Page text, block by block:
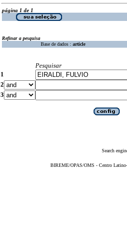
página 1 de 1
Refinar a pesquisa
Base de dados : article
Pesquisar
1
2
3
Search
BIREME/OPAS/OMS - Centro Latino-